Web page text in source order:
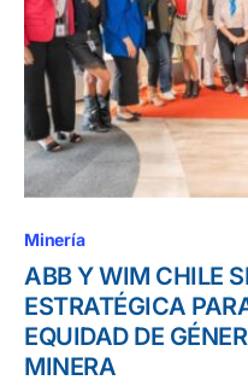
Minería
ABB Y WIM CHILE
ESTRATÉGICA
EQUIDAD DE
MINERA